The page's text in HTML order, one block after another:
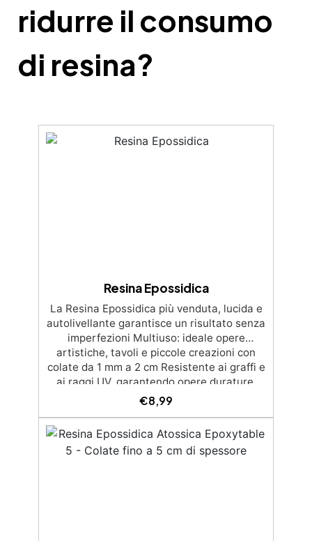
ridurre il consumo
di resina?
Resina Epossidica
La Resina Epossidica più venduta, lucida e
autolivellante garantisce un risultato senza
imperfezioni Multiuso: ideale opere
artistiche, tavoli e piccole creazioni con
colate da 1 mm a 2 cm Resistente ai graffi e
ai raggi UV, garantendo opere durature,
vibranti e senza ingiallimenti nel tempo
Bassa viscosità e formula anti-bolle per
risultati impeccabili, perfetti per colate di
stampi e inglobamenti Certificata Atossica
post catalisi per contatto con la pelle, BPA
€8,99